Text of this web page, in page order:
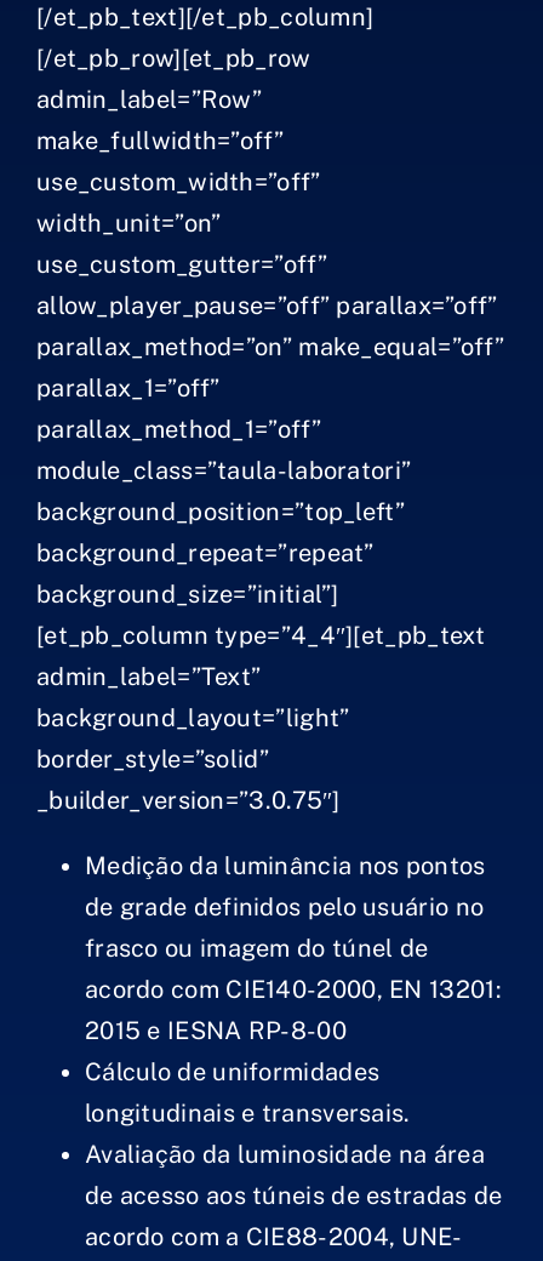
[/et_pb_text][/et_pb_column]
[/et_pb_row][et_pb_row
admin_label=”Row”
make_fullwidth=”off”
use_custom_width=”off”
width_unit=”on”
use_custom_gutter=”off”
allow_player_pause=”off” parallax=”off”
parallax_method=”on” make_equal=”off”
parallax_1=”off”
parallax_method_1=”off”
module_class=”taula-laboratori”
background_position=”top_left”
background_repeat=”repeat”
background_size=”initial”]
[et_pb_column type=”4_4″][et_pb_text
admin_label=”Text”
background_layout=”light”
border_style=”solid”
_builder_version=”3.0.75″]
Medição da luminância nos pontos
de grade definidos pelo usuário no
frasco ou imagem do túnel de
acordo com CIE140-2000, EN 13201:
2015 e IESNA RP-8-00
Cálculo de uniformidades
longitudinais e transversais.
Avaliação da luminosidade na área
de acesso aos túneis de estradas de
acordo com a CIE88-2004, UNE-